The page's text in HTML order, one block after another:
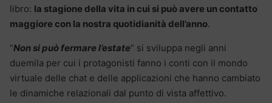
libro: la stagione della vita in cui si può avere un contatto
maggiore con la nostra quotidianità dell’anno.
“Non si può fermare l’estate” si sviluppa negli anni
duemila per cui i protagonisti fanno i conti con il mondo
virtuale delle chat e delle applicazioni che hanno cambiato
le dinamiche relazionali dal punto di vista affettivo.